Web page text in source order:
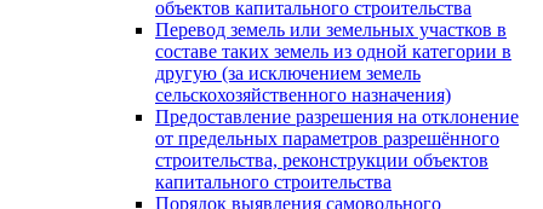
объектов капитального строительства
Перевод земель или земельных участков в
составе таких земель из одной категории в
другую (за исключением земель
сельскохозяйственного назначения)
Предоставление разрешения на отклонение
от предельных параметров разрешённого
строительства, реконструкции объектов
капитального строительства
Порядок выявления самовольного